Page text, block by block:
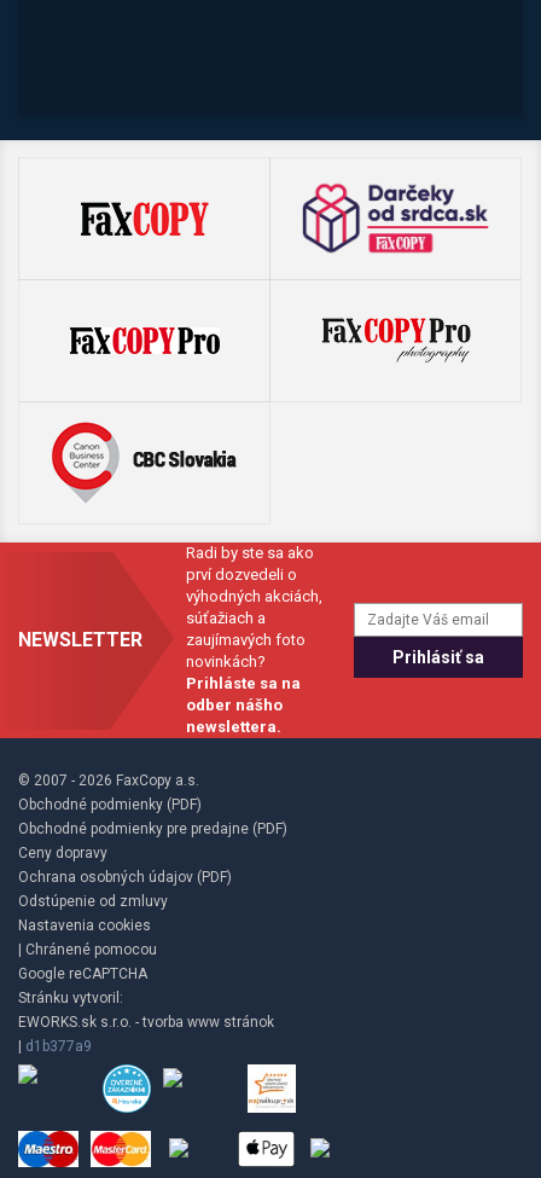
NEWSLETTER
Radi by ste sa ako
prví dozvedeli o
výhodných akciách,
súťažiach a
zaujímavých foto
novinkách?
Prihláste sa na
odber nášho
newslettera.
© 2007 - 2026 FaxCopy a.s.
Obchodné podmienky (PDF)
Obchodné podmienky pre predajne (PDF)
Ceny dopravy
Ochrana osobných údajov (PDF)
Odstúpenie od zmluvy
Nastavenia cookies
| Chránené pomocou
Google reCAPTCHA
Stránku vytvoril:
EWORKS.sk s.r.o. - tvorba www stránok
d1b377a9